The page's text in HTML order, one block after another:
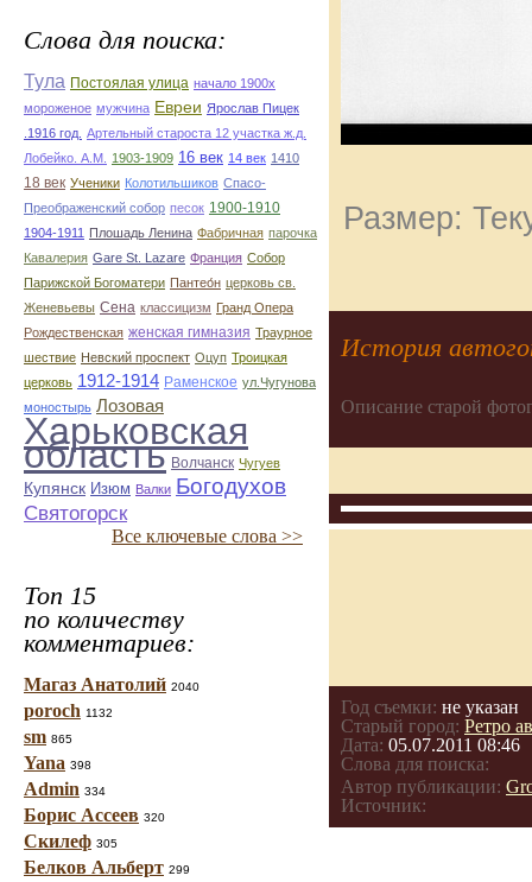
Слова для поиска:
Тула Постоялая улица начало 1900х
мороженое мужчина Евреи Ярослав Пицек
.1916 год. Артельный староста 12 участка ж.д.
Лобейко. А.М.
1903-1909 16 век 14 век 1410
18 век Ученики Колотильшиков Спасо-
Преображенский собор песок 1900-1910
1904-1911 Плошадь Ленина Фабричная парочка
Кавалерия Gare St. Lazare Франция Собор
Парижской Богоматери Пантео́н церковь св.
Женевьевы Сена классицизм Гранд Опера
Рождественская женская гимназия Траурное
шествие Невский проспект Оцуп Троицкая
церковь 1912-1914 Раменское ул.Чугунова
моностырь Лозовая
Харьковская
область Волчанск Чугуев
Купянск Изюм Валки Богодухов
Святогорск
Все ключевые слова >>
Топ 15
по количеству
комментариев:
Магаз Анатолий 2040
poroch 1132
sm 865
Yana 398
Admin 334
Борис Ассеев 320
Скилеф 305
Белков Альберт 299
Размер:
История
Описание старой
Год съемки: не указан
Старый город: Ретро
Дата: 05.07.2011 08:46
Слова для поиска:
Автор публикации:
Источник: